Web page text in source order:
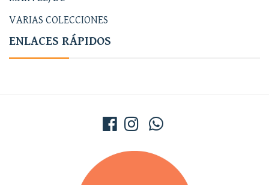
VARIAS COLECCIONES
ENLACES RÁPIDOS